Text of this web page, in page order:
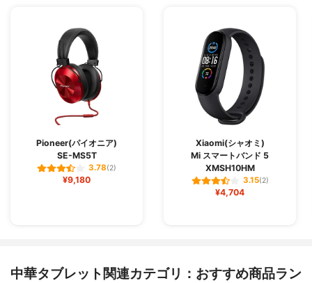
Pioneer(パイオニア)
SE-MS5T
3.78(2)
¥9,180
Xiaomi(シャオミ)
Mi スマートバンド 5
XMSH10HM
3.15(2)
¥4,704
中華タブレット関連カテゴリ：おすすめ商品ラン